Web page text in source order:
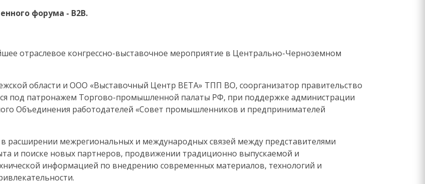
форума - B2B.
отраслевое конгрессно-выставочное мероприятие в Центрально-Черноземном
области и ООО «Выставочный Центр ВЕТА» ТПП ВО, соорганизатор правительство
под патронажем Торгово-промышленной палаты РФ, при поддержке администрации
Объединения работодателей «Совет промышленников и предпринимателей
расширении межрегиональных и международных связей между представителями
и поиске новых партнеров, продвижении традиционно выпускаемой и
информацией по внедрению современных материалов, технологий и